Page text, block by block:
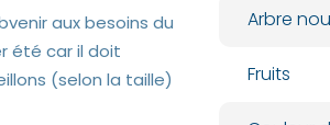
aux besoins du
été car il doit
(selon la taille)
Arbre
Fruits